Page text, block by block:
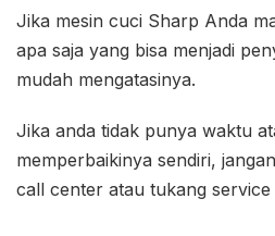
Jika mesin cuci Sharp Anda
apa saja yang bisa menjadi
mudah mengatasinya.
Jika anda tidak punya waktu
memperbaikinya sendiri,
call center atau tukang